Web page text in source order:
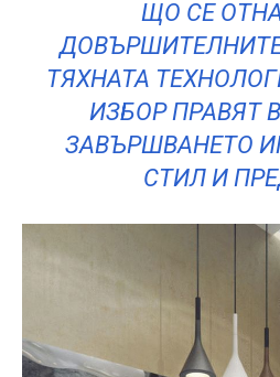
ЩО СЕ
ТЯХНАТА
ИЗБОР ПРАВЯТ
ЗАВЪРШВАНЕТО
СТИЛ И